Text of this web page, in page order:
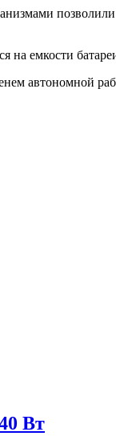
позволили
на емкости
автономной
Вт